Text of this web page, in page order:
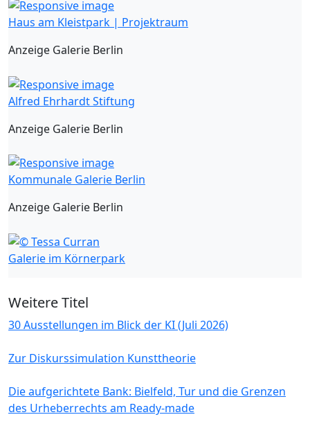
Haus am Kleistpark | Projektraum
Anzeige Galerie Berlin
Alfred Ehrhardt Stiftung
Anzeige Galerie Berlin
Kommunale Galerie Berlin
Anzeige Galerie Berlin
Galerie im Körnerpark
Weitere Titel
30 Ausstellungen im Blick der KI (Juli 2026)
Zur Diskurssimulation Kunsttheorie
Die aufgerichtete Bank: Bielfeld, Tur und die Grenzen
des Urheberrechts am Ready-made